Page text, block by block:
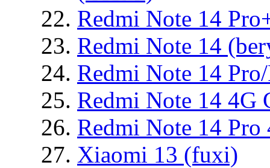
Redmi Note 14
Redmi Note 14
Redmi Note 14
Redmi Note 14 4G
Redmi Note 14
Xiaomi 13 (fuxi)